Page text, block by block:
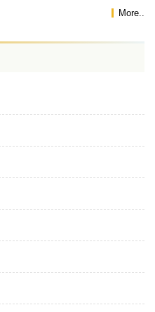
More..